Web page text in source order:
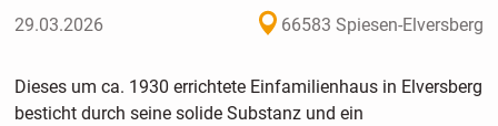
29.03.2026 66583 Spiesen-Elversberg
Dieses um ca. 1930 errichtete Einfamilienhaus in Elversberg
besticht durch seine solide Substanz und ein